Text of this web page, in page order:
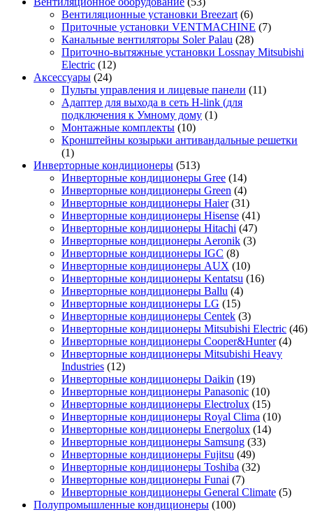
Вентиляционные установки Breezart (6)
Приточные установки VENTMACHINE (7)
Канальные вентиляторы Soler Palau (28)
Приточно-вытяжные установки Lossnay Mitsubishi
Electric (12)
Аксессуары (24)
Пульты управления и лицевые панели (11)
Адаптер для выхода в сеть H-link (для
подключения к Умному дому (1)
Монтажные комплекты (10)
Кронштейны козырьки антивандальные решетки
(1)
Инверторные кондиционеры (513)
Инверторные кондиционеры Gree (14)
Инверторные кондиционеры Green (4)
Инверторные кондиционеры Haier (31)
Инверторные кондиционеры Hisense (41)
Инверторные кондиционеры Hitachi (47)
Инверторные кондиционеры Aeronik (3)
Инверторные кондиционеры IGC (8)
Инверторные кондиционеры AUX (10)
Инверторные кондиционеры Kentatsu (16)
Инверторные кондиционеры Ballu (4)
Инверторные кондиционеры LG (15)
Инверторные кондиционеры Centek (3)
Инверторные кондиционеры Mitsubishi Electric (46)
Инверторные кондиционеры Cooper&Hunter (4)
Инверторные кондиционеры Mitsubishi Heavy
Industries (12)
Инверторные кондиционеры Daikin (19)
Инверторные кондиционеры Panasonic (10)
Инверторные кондиционеры Electrolux (15)
Инверторные кондиционеры Royal Clima (10)
Инверторные кондиционеры Energolux (14)
Инверторные кондиционеры Samsung (33)
Инверторные кондиционеры Fujitsu (49)
Инверторные кондиционеры Toshiba (32)
Инверторные кондиционеры Funai (7)
Инверторные кондиционеры General Climate (5)
Полупромышленные кондиционеры (100)